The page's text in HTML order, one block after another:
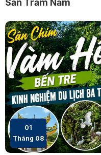
Sản Trăm Năm
01
Tháng 08